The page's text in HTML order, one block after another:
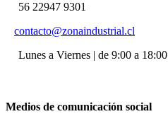
56 22947 9301
contacto@zonaindustrial.cl
Lunes a Viernes | de 9:00 a 18:00
Medios de comunicación social